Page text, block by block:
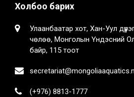
Холбоо барих
Улаанбаатар хот, Хан-Уул
чөлөө, Монголын Үндэсний
байр, 115 тоот
(+976) 8813-1777